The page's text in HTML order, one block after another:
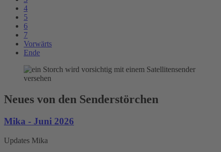
4
5
6
7
Vorwärts
Ende
Neues von den Senderstörchen
Mika - Juni 2026
Updates Mika